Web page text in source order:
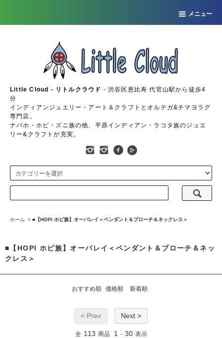
メニュー
Little Cloud - リトルクラウド - 渋谷区恵比寿 代官山駅から徒歩4
分
インディアンジュエリー・アート＆クラフトとオルテガ&チマヨラグ
専門店。
ナバホ・ホピ・ズニ族の他、平原インディアン・ラコタ族のジュエ
リー&クラフトが充実。
ホーム > ■【HOPI ホピ族】オーバレイ＜ペンダント＆ブローチ＆ネックレス＞
■【HOPI ホピ族】オーバレイ＜ペンダント＆ブローチ＆ネッ
クレス＞
おすすめ順 価格順 新着順
< Prev Next >
全 113 商品 1 - 30 表示